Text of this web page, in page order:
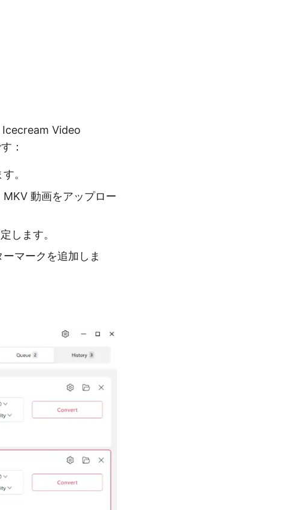
Icecream Video
：
。
MKV 動画をアップロー
します。
マークを追加しま